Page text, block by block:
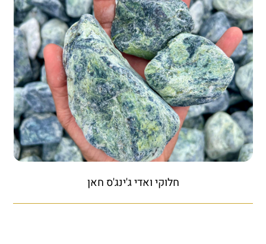
חלוקי ואדי ג'ינג'ס חאן